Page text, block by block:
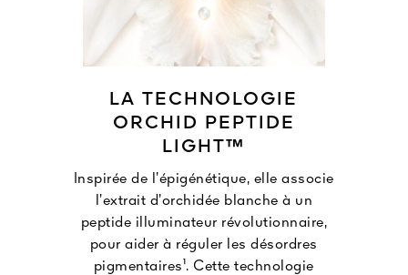
LA TECHNOLOGIE
ORCHID PEPTIDE
LIGHT™
Inspirée de l’épigénétique, elle associe
l’extrait d’orchidée blanche à un
peptide illuminateur révolutionnaire,
pour aider à réguler les désordres
pigmentaires¹. Cette technologie